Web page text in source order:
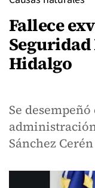
Fallece
Hidalgo
Se
Sánchez